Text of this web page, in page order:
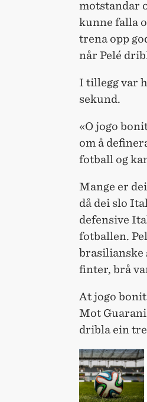
motstandar
kunne falla
trena opp
når Pelé
I tillegg var
sekund.
«O jogo
om å
fotball og
Mange er
då dei slo
defensive
fotballen.
brasilianske
finter, brå
At jogo
Mot
dribla ein